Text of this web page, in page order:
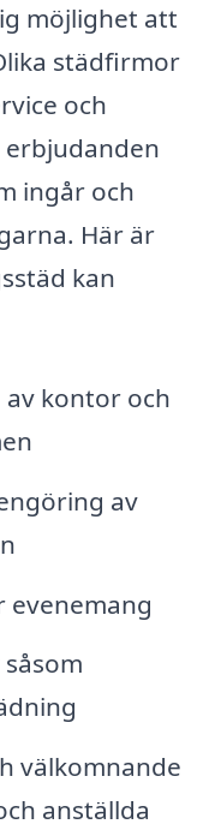
möjlighet att
städfirmor
och
erbjudanden
ingår och
Här är
kan
kontor och
av
evenemang
välkomnande
anställda